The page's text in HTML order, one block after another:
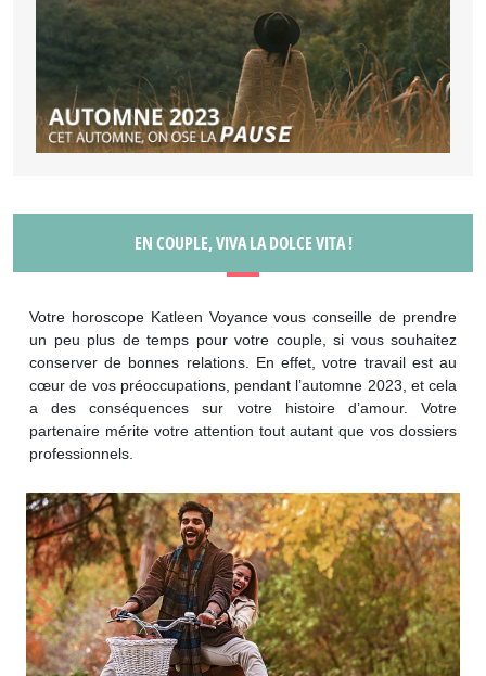
EN COUPLE, VIVA LA DOLCE VITA !
Votre horoscope Katleen Voyance vous conseille de prendre
un peu plus de temps pour votre couple, si vous souhaitez
conserver de bonnes relations. En effet, votre travail est au
cœur de vos préoccupations, pendant l’automne 2023, et cela
a des conséquences sur votre histoire d’amour. Votre
partenaire mérite votre attention tout autant que vos dossiers
professionnels.